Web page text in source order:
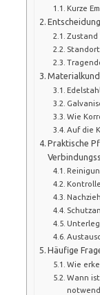
Kurze
Zustand
Wie
Auf die
Praktische
Häufige
Wie
Wann